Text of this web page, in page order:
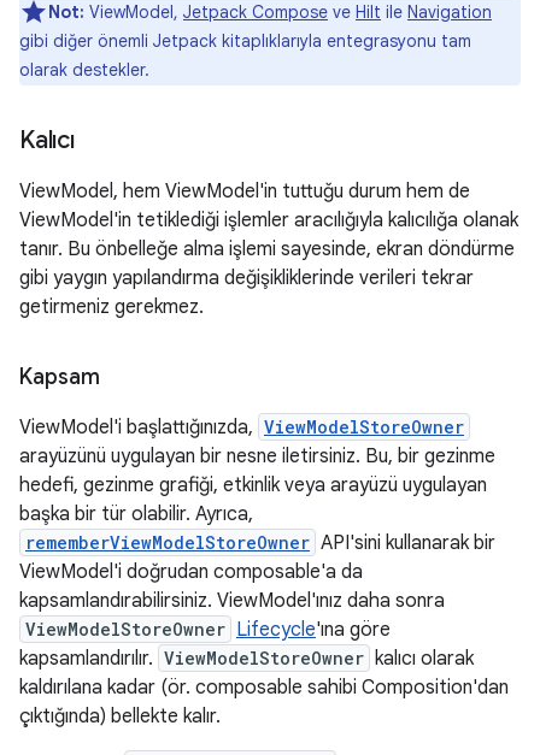
Not: ViewModel, Jetpack Compose ve Hilt ile Navigation
gibi diğer önemli Jetpack kitaplıklarıyla entegrasyonu tam
olarak destekler.
Kalıcı
ViewModel, hem ViewModel'in tuttuğu durum hem de
ViewModel'in tetiklediği işlemler aracılığıyla kalıcılığa olanak
tanır. Bu önbelleğe alma işlemi sayesinde, ekran döndürme
gibi yaygın yapılandırma değişikliklerinde verileri tekrar
getirmeniz gerekmez.
Kapsam
ViewModel'i başlattığınızda, ViewModelStoreOwner
arayüzünü uygulayan bir nesne iletirsiniz. Bu, bir gezinme
hedefi, gezinme grafiği, etkinlik veya arayüzü uygulayan
başka bir tür olabilir. Ayrıca,
rememberViewModelStoreOwner API'sini kullanarak bir
ViewModel'i doğrudan composable'a da
kapsamlandırabilirsiniz. ViewModel'ınız daha sonra
ViewModelStoreOwner Lifecycle'ına göre
kapsamlandırılır. ViewModelStoreOwner kalıcı olarak
kaldırılana kadar (ör. composable sahibi Composition'dan
çıktığında) bellekte kalır.